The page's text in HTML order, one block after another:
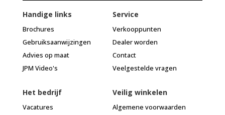
Handige links
Brochures
Gebruiksaanwijzingen
Advies op maat
JPM Video's
Service
Verkooppunten
Dealer worden
Contact
Veelgestelde vragen
Het bedrijf
Vacatures
Veilig winkelen
Algemene voorwaarden